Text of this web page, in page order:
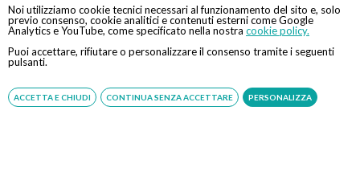
Noi utilizziamo cookie tecnici necessari al funzionamento del sito e, solo
previo consenso, cookie analitici e contenuti esterni come Google
Analytics e YouTube, come specificato nella nostra cookie policy.
Puoi accettare, rifiutare o personalizzare il consenso tramite i seguenti
pulsanti.
ACCETTA E CHIUDI CONTINUA SENZA ACCETTARE PERSONALIZZA
Scrivici su:
Whatsapp 3311232150